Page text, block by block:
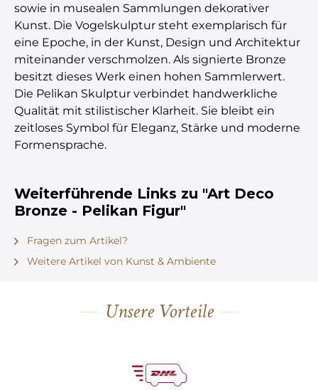
sowie in musealen Sammlungen dekorativer
Kunst. Die Vogelskulptur steht exemplarisch für
eine Epoche, in der Kunst, Design und Architektur
miteinander verschmolzen. Als signierte Bronze
besitzt dieses Werk einen hohen Sammlerwert.
Die Pelikan Skulptur verbindet handwerkliche
Qualität mit stilistischer Klarheit. Sie bleibt ein
zeitloses Symbol für Eleganz, Stärke und moderne
Formensprache.
Weiterführende Links zu "Art Deco
Bronze - Pelikan Figur"
Fragen zum Artikel?
Weitere Artikel von Kunst & Ambiente
Unsere Vorteile